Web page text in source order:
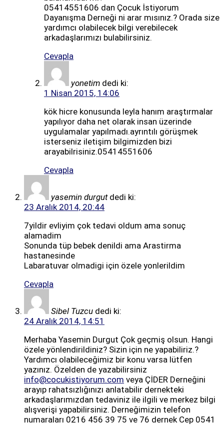
05414551606 dan Çocuk İstiyorum
Dayanışma Derneği ni arar mısınız.? Orada size
yardımcı olabilecek bilgi verebilecek
arkadaşlarımızı bulabilirsiniz.
Cevapla
yonetim dedi ki:
1 Nisan 2015, 14:06
kök hicre konusunda leyla hanım araştırmalar
yapılıyor daha net olarak insan üzerinde
uygulamalar yapılmadı.ayrıntılı görüşmek
isterseniz iletişim bilgimizden bizi
arayabilrisiniz.05414551606
Cevapla
yasemin durgut dedi ki:
23 Aralık 2014, 20:44
7yildir evliyim çok tedavi oldum ama sonuç
alamadim
Sonunda tüp bebek denildi ama Arastirma
hastanesinde
Labaratuvar olmadigi için özele yonlerildim
Cevapla
Sibel Tuzcu dedi ki:
24 Aralık 2014, 14:51
Merhaba Yasemin Durgut Çok geçmiş olsun. Hangi
özele yönlendirildiniz? Sizin için ne yapabiliriz.?
Yardımcı olabileceğimiz bir konu varsa lütfen
yazınız. Özelden de yazabilirsiniz
info@cocukistiyorum.com veya ÇİDER Derneğini
arayıp rahatsızlığınızı anlatabilir dernekteki
arkadaşlarımızdan tedaviniz ile ilgili ve merkez bilgi
alışverişi yapabilirsiniz. Derneğimizin telefon
numaraları 0216 456 39 75 ve 76 dernek Cep 0541